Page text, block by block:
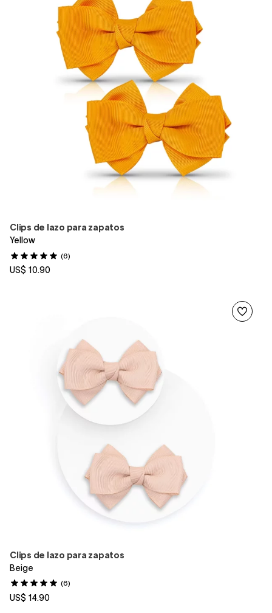
Clips de lazo para zapatos
Yellow
(6)
US$ 10.90
Clips de lazo para zapatos
Beige
(6)
US$ 14.90